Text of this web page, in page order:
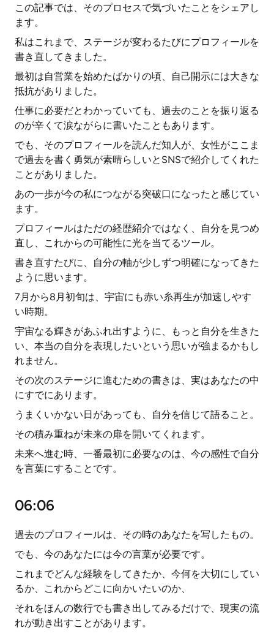
この記事では、そのプロセスで気づいたことをシェアし
ます。
私はこれまで、ステージが変わるたびにプロフィールを
書き直してきました。
最初は自営業を始めたばかりの頃、自己開示には大きな
抵抗がありました。
仕事に必要だとわかっていても、過去のことを振り返る
のが辛くて涙ながらに書いたこともあります。
でも、そのプロフィールを読んだ知人が、女性がここま
で過去を書く勇気が素晴らしいとSNSで紹介してくれた
ことがありました。
あの一歩が今の私につながる突破口になったと感じてい
ます。
プロフィールはただの経歴紹介ではなく、自分を見つめ
直し、これからの可能性に光を当てるツール。
書き直すたびに、自分の軸が少しずつ明確になってきた
ように思います。
7月から8月初旬は、宇宙にも赤い糸再生が加速しやす
い時期。
宇宙なる輝きがあふれ出すように、もっと自分を生きた
い、本当の自分を表現したいという思いが強まるかもし
れません。
その次のステージに進むための書きは、実はあなたの中
にすでにあります。
うまくいかない日があっても、自分を信じて語ること。
その積み重ねが未来の扉を開いてくれます。
未来へ進む時、一番最初に必要なのは、今の感性で自分
を言葉にすることです。
06:06
過去のプロフィールは、その時のあなたを写したもの。
でも、今のあなたには今の言葉が必要です。
これまでどんな経験をしてきたか、今何を大切にしてい
るか、これからどこに向かいたいのか、
それをほんの数行でも書き出してみるだけで、現実の流
れが動き出すことがあります。